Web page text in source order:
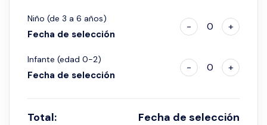
Niño (de 3 a 6 años)
Fecha de selección
- 0 +
Infante (edad 0-2)
Fecha de selección
- 0 +
Total: Fecha de selección